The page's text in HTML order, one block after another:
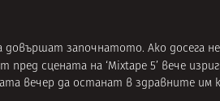
довършат започнатото. Ако досега
пред сцената на ‘Mixtape 5’ вече
вечер да останат в здравните им